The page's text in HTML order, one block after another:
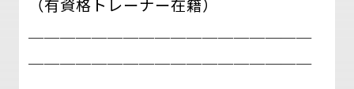
（有資格トレーナー在籍）